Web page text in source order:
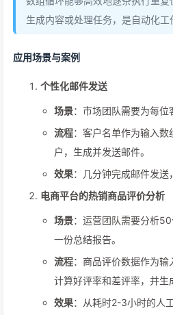
生成内容或处理任务，是自动化工
应用场景与案例
个性化邮件发送
场景：市场团队需要为每位
流程：客户名单作为输入
户，生成并发送邮件。
效果：几分钟完成邮件发送
电商平台的热销商品评价分析
场景：运营团队需要分析
一份总结报告。
流程：商品评价数据作为输
计算好评率和差评率，并生
效果：从耗时2-3小时的人